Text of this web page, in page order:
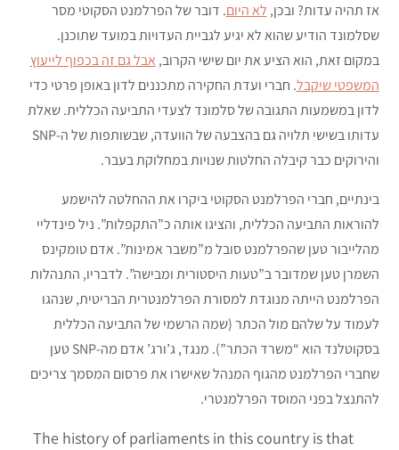
אז תהיה עדות? ובכן, לא היום. דובר של הפרלמנט הסקוטי מסר
שסלמונד הודיע שהוא לא יגיע לגביית העדויות במועד שתוכנן.
במקום זאת, הוא הציע את יום שישי הקרוב, אבל גם זה בכפוף לייעוץ
המשפטי שיקבל. חברי ועדת החקירה מתכננים לדון באופן פרטי כדי
לדון במשמעות התגובה של סלמונד לצעדי התביעה הכללית. שאלת
עדותו בשישי תלויה גם בהצבעה של הוועדה, שבשותפות של ה-SNP
והירוקים כבר קיבלה החלטות שנויות במחלוקת בעבר.
בינתיים, חברי הפרלמנט הסקוטי ביקרו את ההחלטה להישמע
להוראות התביעה הכללית, והציגו אותה כ”התקפלות”. ניל פינדליי
מהלייבור טען שהפרלמנט סובל מ”משבר אמינות”. אדם טומקינס
השמרן טען שמדובר ב”טעות היסטורית ומבישה”. לדבריו, התנהלות
הפרלמנט הייתה מנוגדת למסורת הפרלמנטרית הבריטית, שנהגו
לעמוד על שלהם מול הכתר (שמה הרשמי של התביעה הכללית
בסקוטלנד הוא “משרד הכתר”). מנגד, ג’ורג’ אדם מה-SNP טען
שחברי הפרלמנט מהגוף המנהל שאישרו את פרסום המסמך צריכים
להתנצל בפני המוסד הפרלמנטרי.
The history of parliaments in this country is that